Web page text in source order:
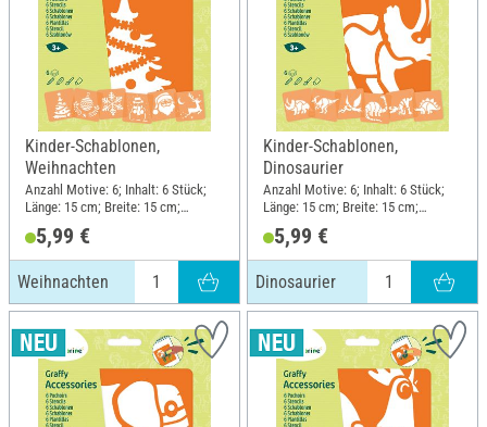
Kinder-Schablonen,
Weihnachten
Anzahl Motive: 6; Inhalt: 6 Stück;
Länge: 15 cm; Breite: 15 cm;
5,99 €
Weihnachten
Kinder-Schablonen,
Dinosaurier
Anzahl Motive: 6; Inhalt: 6 Stück;
Länge: 15 cm; Breite: 15 cm;
5,99 €
Dinosaurier